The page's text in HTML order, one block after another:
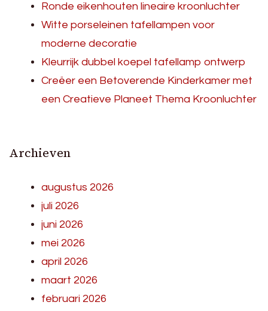
Ronde eikenhouten lineaire kroonluchter
Witte porseleinen tafellampen voor
moderne decoratie
Kleurrijk dubbel koepel tafellamp ontwerp
Creëer een Betoverende Kinderkamer met
een Creatieve Planeet Thema Kroonluchter
Archieven
augustus 2026
juli 2026
juni 2026
mei 2026
april 2026
maart 2026
februari 2026